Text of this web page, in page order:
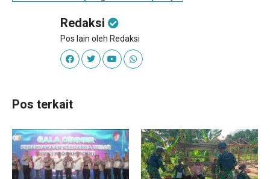
Redaksi
Pos lain oleh Redaksi
Pos terkait